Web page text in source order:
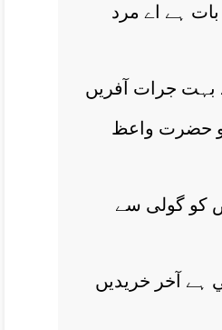
ہے اے مرد
بہت جرات آفريں
حضرت واعظ
کو گولی سے
ہے آخر خريديں